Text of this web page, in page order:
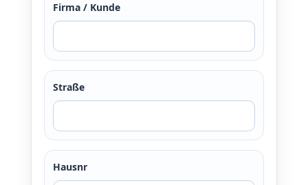
Firma / Kunde
Straße
Hausnr